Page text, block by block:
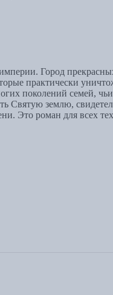
Город
практически
поколений семей,
Святую землю,
Это роман для всех